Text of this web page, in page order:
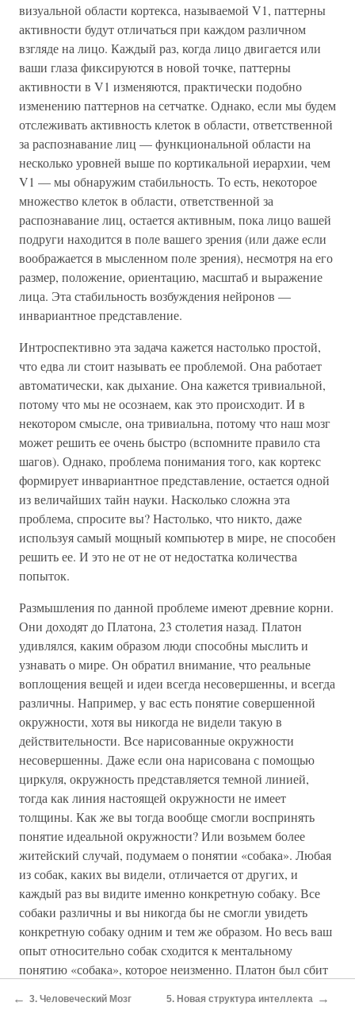
визуальной области кортекса, называемой V1, паттерны
активности будут отличаться при каждом различном
взгляде на лицо. Каждый раз, когда лицо двигается или
ваши глаза фиксируются в новой точке, паттерны
активности в V1 изменяются, практически подобно
изменению паттернов на сетчатке. Однако, если мы будем
отслеживать активность клеток в области, ответственной
за распознавание лиц — функциональной области на
несколько уровней выше по кортикальной иерархии, чем
V1 — мы обнаружим стабильность. То есть, некоторое
множество клеток в области, ответственной за
распознавание лиц, остается активным, пока лицо вашей
подруги находится в поле вашего зрения (или даже если
воображается в мысленном поле зрения), несмотря на его
размер, положение, ориентацию, масштаб и выражение
лица. Эта стабильность возбуждения нейронов —
инвариантное представление.
Интроспективно эта задача кажется настолько простой,
что едва ли стоит называть ее проблемой. Она работает
автоматически, как дыхание. Она кажется тривиальной,
потому что мы не осознаем, как это происходит. И в
некотором смысле, она тривиальна, потому что наш мозг
может решить ее очень быстро (вспомните правило ста
шагов). Однако, проблема понимания того, как кортекс
формирует инвариантное представление, остается одной
из величайших тайн науки. Насколько сложна эта
проблема, спросите вы? Настолько, что никто, даже
используя самый мощный компьютер в мире, не способен
решить ее. И это не от не от недостатка количества
попыток.
Размышления по данной проблеме имеют древние корни.
Они доходят до Платона, 23 столетия назад. Платон
удивлялся, каким образом люди способны мыслить и
узнавать о мире. Он обратил внимание, что реальные
воплощения вещей и идеи всегда несовершенны, и всегда
различны. Например, у вас есть понятие совершенной
окружности, хотя вы никогда не видели такую в
действительности. Все нарисованные окружности
несовершенны. Даже если она нарисована с помощью
циркуля, окружность представляется темной линией,
тогда как линия настоящей окружности не имеет
толщины. Как же вы тогда вообще смогли воспринять
понятие идеальной окружности? Или возьмем более
житейский случай, подумаем о понятии «собака». Любая
из собак, каких вы видели, отличается от других, и
каждый раз вы видите именно конкретную собаку. Все
собаки различны и вы никогда бы не смогли увидеть
конкретную собаку одним и тем же образом. Но весь ваш
опыт относительно собак сходится к ментальному
понятию «собака», которое неизменно. Платон был сбит
применяем понятия в этом мире бесконечно
← 3. Человеческий Мозг 5. Новая структура интеллекта →